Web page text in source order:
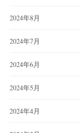
2024年8月
2024年7月
2024年6月
2024年5月
2024年4月